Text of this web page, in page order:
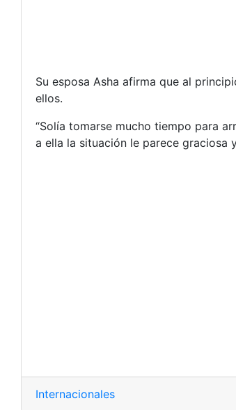
Su esposa Asha afirma que al
ellos.
“Solía tomarse mucho tiempo para
a ella la situación le parece
Internacionales